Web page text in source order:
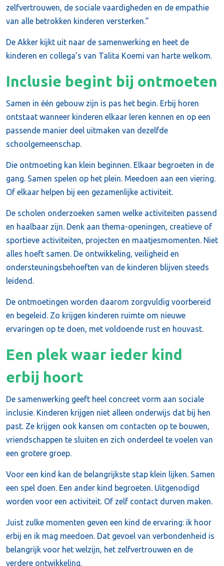
zelfvertrouwen, de sociale vaardigheden en de empathie
van alle betrokken kinderen versterken.”
De Akker kijkt uit naar de samenwerking en heet de
kinderen en collega’s van Talita Koemi van harte welkom.
Inclusie begint bij ontmoeten
Samen in één gebouw zijn is pas het begin. Erbij horen
ontstaat wanneer kinderen elkaar leren kennen en op een
passende manier deel uitmaken van dezelfde
schoolgemeenschap.
Die ontmoeting kan klein beginnen. Elkaar begroeten in de
gang. Samen spelen op het plein. Meedoen aan een viering.
Of elkaar helpen bij een gezamenlijke activiteit.
De scholen onderzoeken samen welke activiteiten passend
en haalbaar zijn. Denk aan thema-openingen, creatieve of
sportieve activiteiten, projecten en maatjesmomenten. Niet
alles hoeft samen. De ontwikkeling, veiligheid en
ondersteuningsbehoeften van de kinderen blijven steeds
leidend.
De ontmoetingen worden daarom zorgvuldig voorbereid
en begeleid. Zo krijgen kinderen ruimte om nieuwe
ervaringen op te doen, met voldoende rust en houvast.
Een plek waar ieder kind
erbij hoort
De samenwerking geeft heel concreet vorm aan sociale
inclusie. Kinderen krijgen niet alleen onderwijs dat bij hen
past. Ze krijgen ook kansen om contacten op te bouwen,
vriendschappen te sluiten en zich onderdeel te voelen van
een grotere groep.
Voor een kind kan de belangrijkste stap klein lijken. Samen
een spel doen. Een ander kind begroeten. Uitgenodigd
worden voor een activiteit. Of zelf contact durven maken.
Juist zulke momenten geven een kind de ervaring: ik hoor
erbij en ik mag meedoen. Dat gevoel van verbondenheid is
belangrijk voor het welzijn, het zelfvertrouwen en de
verdere ontwikkeling.